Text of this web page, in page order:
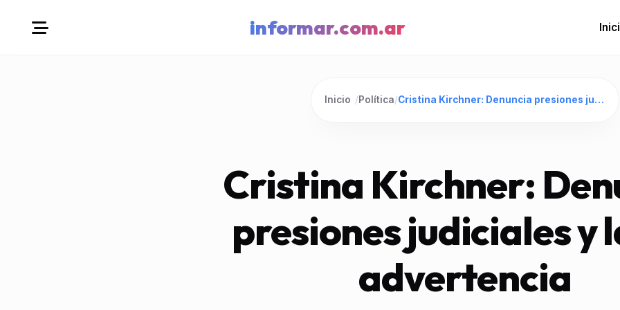
informar.com.ar
Inicio /Política/ Cristina Kirchner: Denuncia presiones judiciales y lanza advertencia
Cristina Kirchner:
presiones judiciales y
advertencia